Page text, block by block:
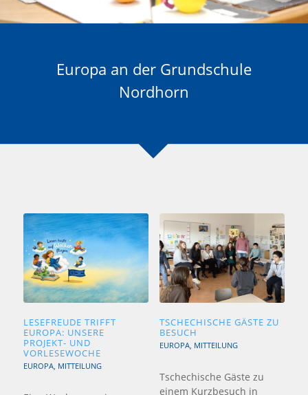
Europa an der Grundschule
Nordhorn
LESEFREUDE TRIFFT
EUROPA: UNSERE
PROJEKT- UND
VORLESEWOCHE
EUROPA, MITTEILUNG
TSCHECHISCHE GÄSTE ZU
BESUCH
EUROPA, MITTEILUNG
Tschechische Gäste zu
einem Kurzbesuch in